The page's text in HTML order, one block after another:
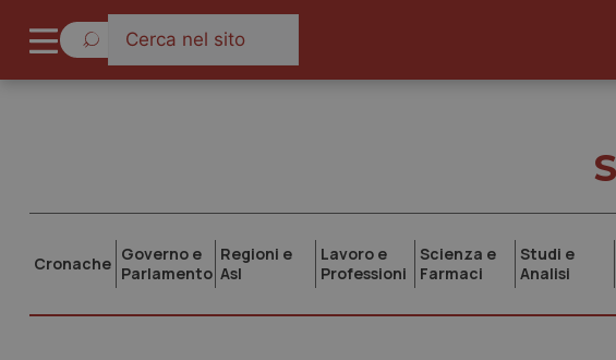
Cronache Governo e
Parlamento
Regioni e
Asl
Lavoro e
Professioni
Scienza e
Farmaci
Studi e
Analisi